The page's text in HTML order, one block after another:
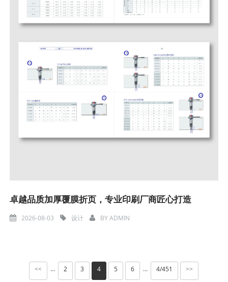
卓越品质加厚覆膜折页，专业印刷厂商匠心打造
2026-08-03 设计 BYADMIN
<< ··· 2 3 4 5 6 ··· 4/451 >>